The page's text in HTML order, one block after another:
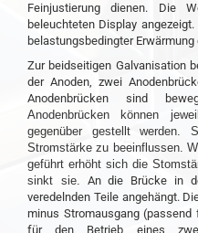
Feinjustierung dienen. Die
beleuchteten Display
belastungsbedingter Erwärmung
Zur beidseitigen Galvanisation
der Anoden, zwei
Anodenbrücken sind
Anodenbrücken können
gegenüber gestellt
Stromstärke zu beeinflussen.
geführt erhöht sich die
sinkt sie. An die Brücke in
veredelnden Teile angehängt.
minus Stromausgang
für den Betrieb eines